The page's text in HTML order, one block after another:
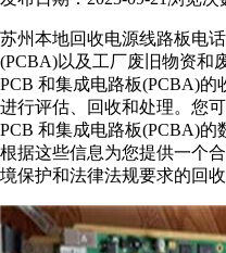
苏州本地回收电源线路板电
(PCBA)以及工厂废旧物资和
PCB 和集成电路板(PCBA)
进行评估、回收和处理。您
PCB 和集成电路板(PCBA)
根据这些信息为您提供一个
境保护和法律法规要求的回收